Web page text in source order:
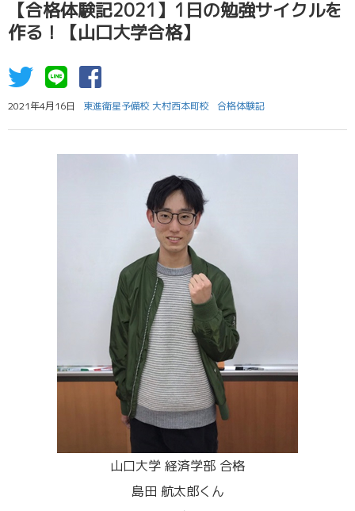
【合格体験記2021】1日の勉強サイクルを
作る！【山口大学合格】
2021年4月16日 東進衛星予備校 大村西本町校 合格体験記
山口大学 経済学部 合格
島田 航太郎くん